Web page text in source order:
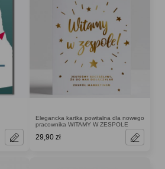
Elegancka kartka powitalna dla nowego
pracownika WITAMY W ZESPOLE
29,90 zł